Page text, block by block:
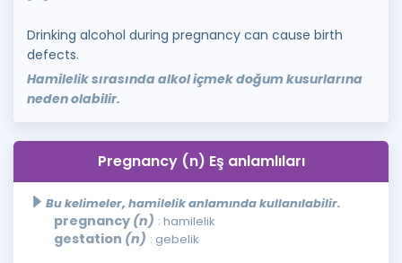
Drinking alcohol during pregnancy can cause birth
defects.
Hamilelik sırasında alkol içmek doğum kusurlarına
neden olabilir.
Pregnancy (n) Eş anlamlıları
Bu kelimeler, hamilelik anlamında kullanılabilir.
pregnancy (n) : hamilelik
gestation (n) : gebelik